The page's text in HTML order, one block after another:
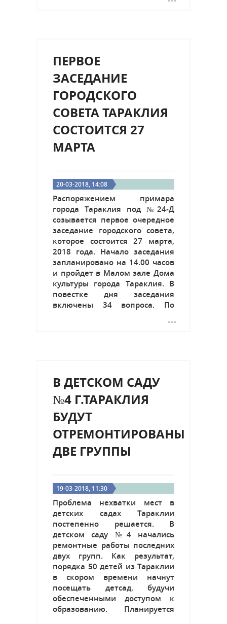
ПЕРВОЕ
ЗАСЕДАНИЕ
ГОРОДСКОГО
СОВЕТА ТАРАКЛИЯ
СОСТОИТСЯ 27
МАРТА
20-03-2018, 14:08
Распоряжением примара
города Тараклия под №24-Д
созывается первое очередное
заседание городского совета,
которое состоится 27 марта,
2018 года. Начало заседания
запланировано на 14.00 часов
и пройдет в Малом зале Дома
культуры города Тараклия. В
повестке дня заседания
включены 34 вопроса. По
График проведения
специализированных...
В ДЕТСКОМ САДУ
№4 Г.ТАРАКЛИЯ
БУДУТ
ОТРЕМОНТИРОВАНЫ
ДВЕ ГРУППЫ
19-03-2018, 11:30
Проблема нехватки мест в
детских садах Тараклии
постепенно решается. В
детском саду №4 начались
ремонтные работы последних
двух групп. Как результат,
порядка 50 детей из Тараклии
в скором времени начнут
посещать детсад, будучи
обеспеченными доступом к
образованию. Планируется